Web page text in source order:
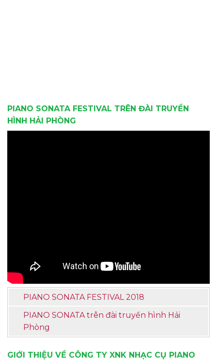
PIANO SONATA FESTIVAL TRÊN ĐÀI TRUYỀN
HÌNH HẢI PHÒNG
PIANO SONATA FESTIVAL 2018
PIANO SONATA trên đài truyền hình Hải
Phòng
GIỚI THIỆU VỀ CÔNG TY XNK NHẠC CỤ PIANO